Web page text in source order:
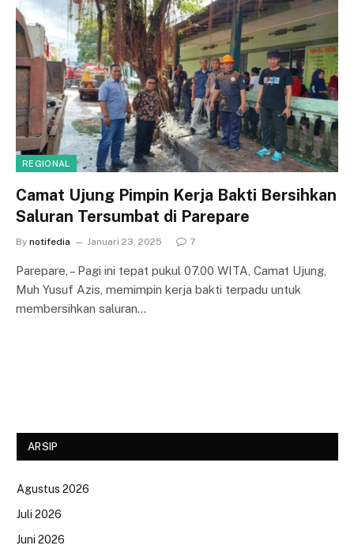
REGIONAL
Camat Ujung Pimpin Kerja Bakti Bersihkan
Saluran Tersumbat di Parepare
By notifedia Januari 23, 2025 7
Parepare, – Pagi ini tepat pukul 07.00 WITA, Camat Ujung,
Muh Yusuf Azis, memimpin kerja bakti terpadu untuk
membersihkan saluran…
ARSIP
Agustus 2026
Juli 2026
Juni 2026